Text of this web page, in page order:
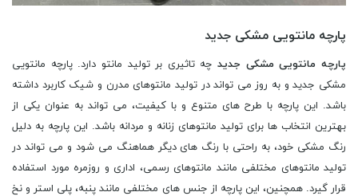
پارچه مانتویی مشکی جدید
پارچه مانتویی مشکی جدید چه تاثیری بر تولید مانتو دارد. پارچه مانتویی
مشکی جدید و به روز می تواند در تولید مانتوهای مدرن و شیک کاربرد داشته
باشد. این پارچه با طرح های متنوع و با کیفیت، می تواند به عنوان یکی از
بهترین انتخاب ها برای تولید مانتوهای زنانه و مردانه باشد. این پارچه به دلیل
رنگ مشکی خود، به راحتی با رنگ های دیگر هماهنگ می شود و می تواند در
تولید مانتوهای مختلفی مانند مانتوهای رسمی، اداری و روزمره مورد استفاده
قرار گیرد. همچنین، این پارچه از جنس های مختلفی مانند پنبه، پلی استر و نخ